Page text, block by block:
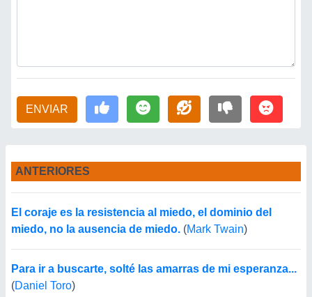
ENVIAR
ANTERIORES
El coraje es la resistencia al miedo, el dominio del
miedo, no la ausencia de miedo. (Mark Twain)
Para ir a buscarte, solté las amarras de mi esperanza...
(Daniel Toro)